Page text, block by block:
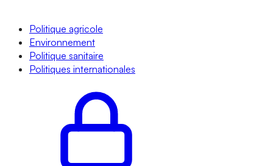
Politique agricole
Environnement
Politique sanitaire
Politiques internationales